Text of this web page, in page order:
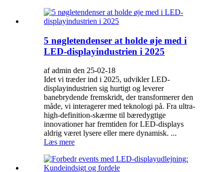
5 nøgletendenser at holde øje med i
LED-displayindustrien i 2025
af admin den 25-02-18
Idet vi træder ind i 2025, udvikler LED-
displayindustrien sig hurtigt og leverer
banebrydende fremskridt, der transformerer den
måde, vi interagerer med teknologi på. Fra ultra-
high-definition-skærme til bæredygtige
innovationer har fremtiden for LED-displays
aldrig været lysere eller mere dynamisk. ...
Læs mere